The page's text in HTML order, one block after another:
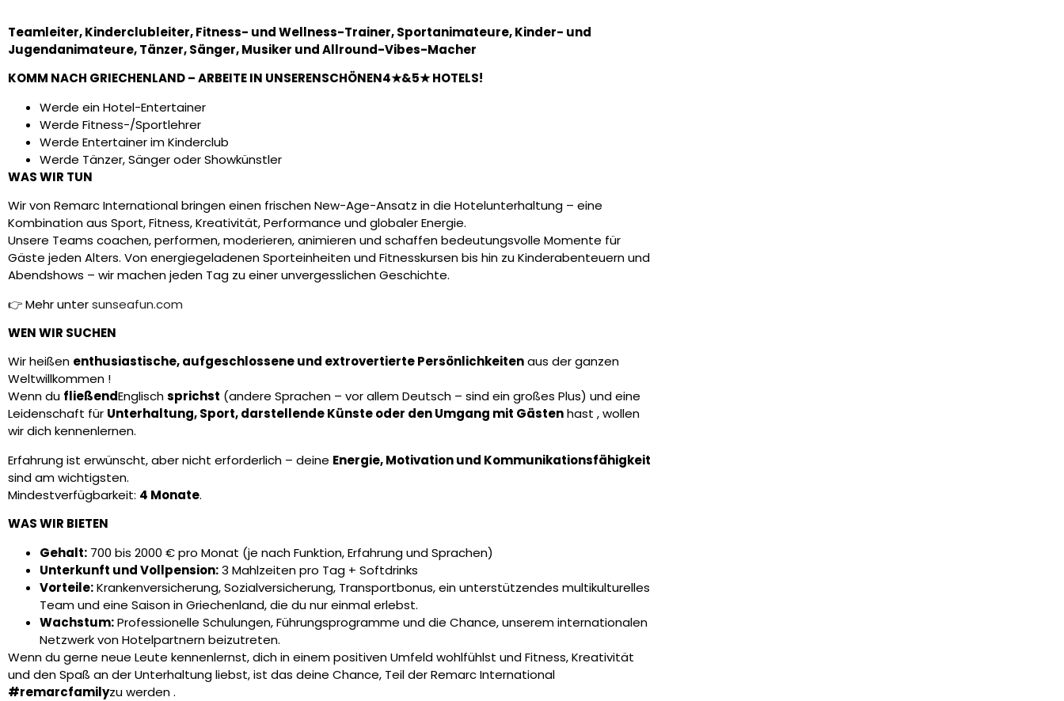
Teamleiter, Kinderclubleiter, Fitness- und Wellness-Trainer, Sportanimateure, Kinder- und
Jugendanimateure, Tänzer, Sänger, Musiker und Allround-Vibes-Macher
KOMM NACH GRIECHENLAND – ARBEITE IN UNSERENSCHÖNEN4★&5★HOTELS!
Werde ein Hotel-Entertainer
Werde Fitness-/Sportlehrer
Werde Entertainer im Kinderclub
Werde Tänzer, Sänger oder Showkünstler
WAS WIR TUN
Wir von Remarc International bringen einen frischen New-Age-Ansatz in die Hotelunterhaltung – eine
Kombination aus Sport, Fitness, Kreativität, Performance und globaler Energie.
Unsere Teams coachen, performen, moderieren, animieren und schaffen bedeutungsvolle Momente für
Gäste jeden Alters. Von energiegeladenen Sporteinheiten und Fitnesskursen bis hin zu Kinderabenteuern und
Abendshows – wir machen jeden Tag zu einer unvergesslichen Geschichte.
👉 Mehr untersunseafun.com
WEN WIR SUCHEN
Wir heißen enthusiastische, aufgeschlossene und extrovertierte Persönlichkeitenaus der ganzen
Weltwillkommen !
Wenn du fließendEnglischsprichst (andere Sprachen – vor allem Deutsch – sind ein großes Plus) und eine
Leidenschaft für Unterhaltung, Sport, darstellende Künste oder den Umgang mit Gästenhast , wollen
wir dich kennenlernen.
Erfahrung ist erwünscht, aber nicht erforderlich – deine Energie, Motivation und Kommunikationsfähigkeit
sind am wichtigsten.
Mindestverfügbarkeit: 4 Monate.
WAS WIR BIETEN
Gehalt: 700 bis 2000 € pro Monat (je nach Funktion, Erfahrung und Sprachen)
Unterkunft und Vollpension:3 Mahlzeiten pro Tag + Softdrinks
Vorteile:Krankenversicherung, Sozialversicherung, Transportbonus, ein unterstützendes multikulturelles
Team und eine Saison in Griechenland, die du nur einmal erlebst.
Wachstum:Professionelle Schulungen, Führungsprogramme und die Chance, unserem internationalen
Netzwerk von Hotelpartnern beizutreten.
Wenn du gerne neue Leute kennenlernst, dich in einem positiven Umfeld wohlfühlst und Fitness, Kreativität
und den Spaß an der Unterhaltung liebst, ist das deine Chance, Teil der Remarc International
#remarcfamilyzu werden.